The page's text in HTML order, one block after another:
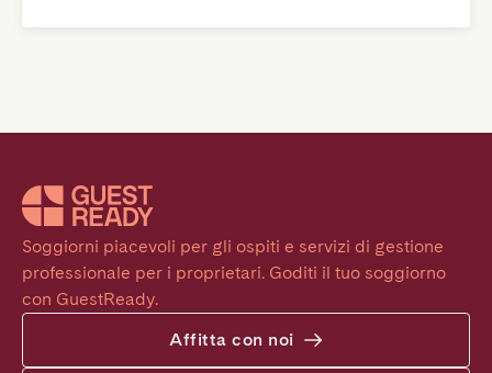
Soggiorni piacevoli per gli ospiti e servizi di gestione
professionale per i proprietari. Goditi il tuo soggiorno
con GuestReady.
Affitta con noi